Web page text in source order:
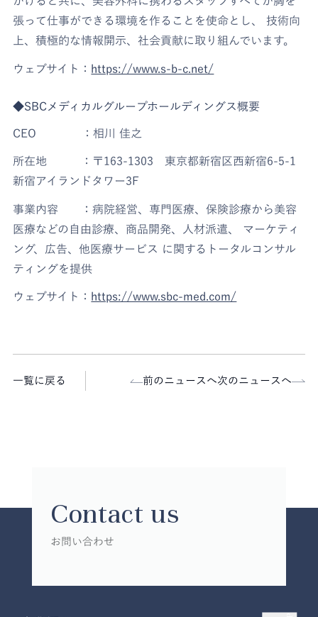
張って仕事ができる環境を作ることを使命とし、 技術向
上、積極的な情報開示、社会貢献に取り組んでいます。
ウェブサイト： https://www.s-b-c.net/
◆SBCメディカルグループホールディングス概要
CEO ：相川 佳之
所在地 ：〒163-1303 東京都新宿区西新宿6-5-1
新宿アイランドタワー3F
事業内容 ：病院経営、専門医療、保険診療から美容
医療などの自由診療、商品開発、人材派遣、 マーケティ
ング、広告、他医療サービス に関するトータルコンサル
ティングを提供
ウェブサイト： https://www.sbc-med.com/
一覧に戻る 前のニュースへ次のニュースへ
Contact us
お問い合わせ